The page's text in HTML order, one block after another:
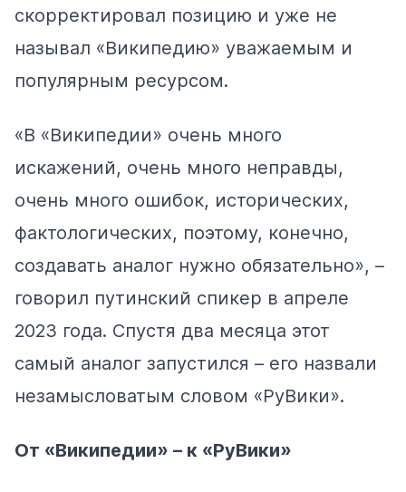
скорректировал позицию и уже не
называл «Википедию» уважаемым и
популярным ресурсом.
«В «Википедии» очень много
искажений, очень много неправды,
очень много ошибок, исторических,
фактологических, поэтому, конечно,
создавать аналог нужно обязательно», –
говорил путинский спикер в апреле
2023 года. Спустя два месяца этот
самый аналог запустился – его назвали
незамысловатым словом «РуВики».
От «Википедии» – к «РуВики»